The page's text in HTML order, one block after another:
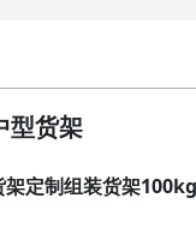
型货架
架定制组装货架